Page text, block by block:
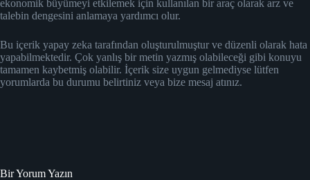
ekonomik büyümeyi etkilemek için kullanılan bir araç olarak arz ve
talebin dengesini anlamaya yardımcı olur.
Bu içerik yapay zeka tarafından oluşturulmuştur ve düzenli olarak hata
yapabilmektedir. Çok yanlış bir metin yazmış olabileceği gibi konuyu
tamamen kaybetmiş olabilir. İçerik size uygun gelmediyse lütfen
yorumlarda bu durumu belirtiniz veya bize mesaj atınız.
Bir Yorum Yazın